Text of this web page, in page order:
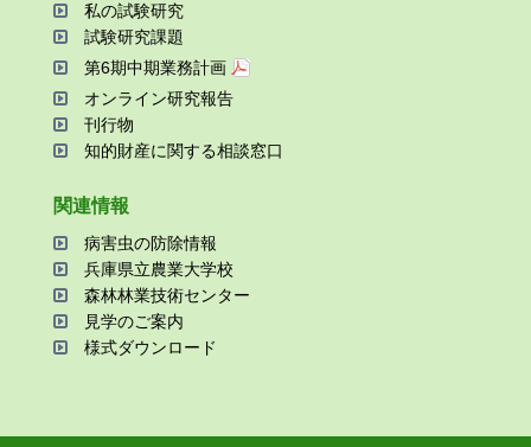
私の試験研究
試験研究課題
第6期中期業務計画
オンライン研究報告
刊⾏物
知的財産に関する相談窓⼝
関連情報
病害⾍の防除情報
兵庫県⽴農業⼤学校
森林林業技術センター
⾒学のご案内
様式ダウンロード